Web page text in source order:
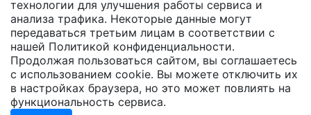
технологии для улучшения работы сервиса и
анализа трафика. Некоторые данные могут
передаваться третьим лицам в соответствии с
нашей Политикой конфиденциальности.
Продолжая пользоваться сайтом, вы соглашаетесь
с использованием cookie. Вы можете отключить их
в настройках браузера, но это может повлиять на
функциональность сервиса.